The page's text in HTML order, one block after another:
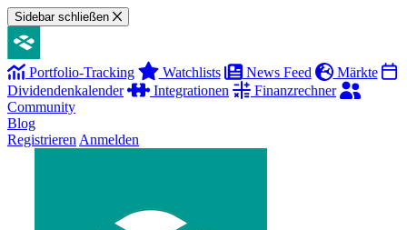
Sidebar schließen
Portfolio-Tracking Watchlists News Feed
Märkte
Dividendenkalender
Integrationen
Finanzrechner
Community
Blog
Registrieren Anmelden